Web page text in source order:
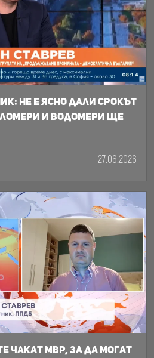
Не е ясно дали срокът
и водомери ще
27.06.2026
чакат МВР, за да могат